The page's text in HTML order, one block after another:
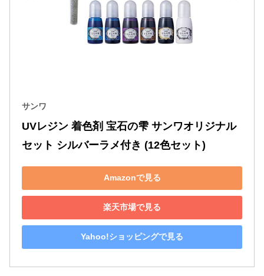
サンワ
UVレジン 着色剤 宝石の雫 サンワオリジナル
セット シルバーラメ付き (12色セット)
Amazonで見る
楽天市場で見る
Yahoo!ショッピングで見る